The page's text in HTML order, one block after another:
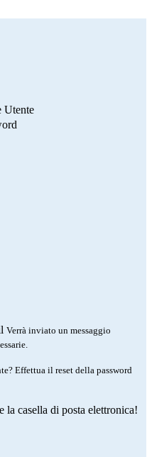
Utente
Verrà inviato un messaggio
Effettua il reset della password
casella di posta elettronica!